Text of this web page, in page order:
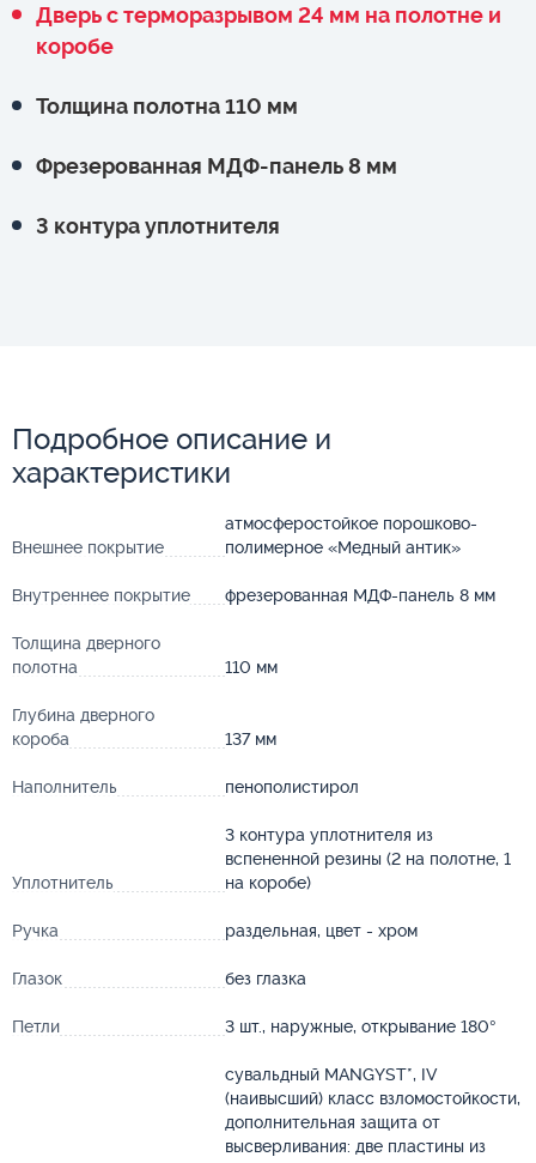
Дверь с терморазрывом 24 мм на полотне и
коробе
Толщина полотна 110 мм
Фрезерованная МДФ-панель 8 мм
3 контура уплотнителя
Подробное описание и
характеристики
Внешнее покрытие
атмосферостойкое порошково-
полимерное «Медный антик»
Внутреннее покрытие фрезерованная МДФ-панель 8 мм
Толщина дверного
полотна
110 мм
Глубина дверного
короба
137 мм
Наполнитель пенополистирол
Уплотнитель
3 контура уплотнителя из
вспененной резины (2 на полотне, 1
на коробе)
Ручка раздельная, цвет - хром
Глазок без глазка
Петли 3 шт., наружные, открывание 180°
сувальдный MANGYST*, IV
(наивысший) класс взломостойкости,
дополнительная защита от
высверливания: две пластины из